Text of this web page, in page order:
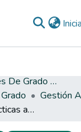
Trabajos Finales De Grado Y Posgrado
Gestión
Guía de buenas prácticas ambientales a través de la gestión de los residuos, utilización del orujo de uva, y la optimización en los recursos